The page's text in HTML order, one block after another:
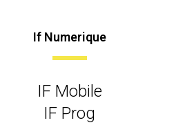
If Numerique
IF Mobile
IF Prog